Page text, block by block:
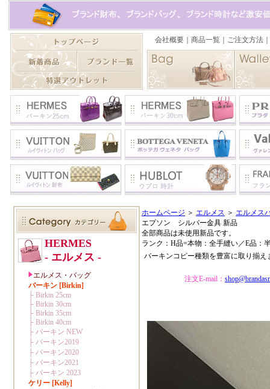
ホームページ ＞ エルメス ＞ エルメス
エプソン シルバー金具 新品
全部商品は未使用新品です。
ランク：H品=本物：全手縫い／E品：
バーキンコピー種類を豊富に取り揃
注文E-mail：